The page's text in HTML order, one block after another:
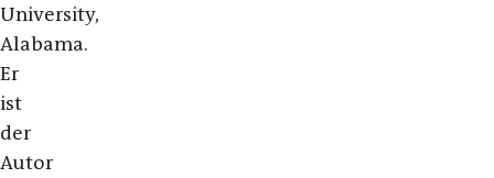
University,
Alabama.
Er
ist
der
Autor